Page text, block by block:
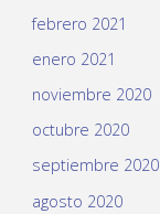
febrero 2021
enero 2021
noviembre 2020
octubre 2020
septiembre 2020
agosto 2020